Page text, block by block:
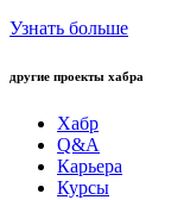
Узнать больше
другие проекты хабра
Хабр
Q&A
Карьера
Курсы